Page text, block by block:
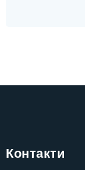
Контакти